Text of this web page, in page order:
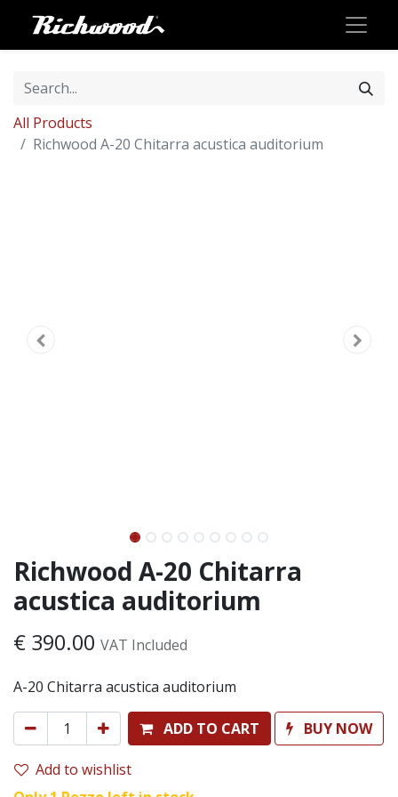
All Products
Richwood A-20 Chitarra acustica auditorium
Richwood A-20 Chitarra
acustica auditorium
€ 390.00 VAT Included
A-20 Chitarra acustica auditorium
ADD TO CART BUY NOW
Add to wishlist